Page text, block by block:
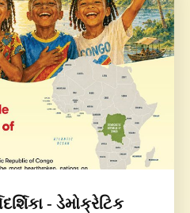
- ડેમોક્રેટિક